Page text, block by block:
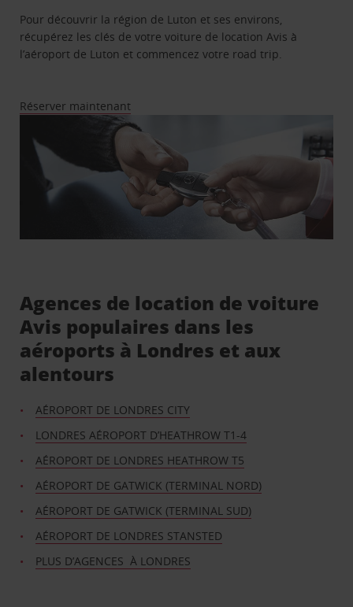
Pour découvrir la région de Luton et ses environs,
récupérez les clés de votre voiture de location Avis à
l’aéroport de Luton et commencez votre road trip.
Réserver maintenant
Agences de location de voiture
Avis populaires dans les
aéroports à Londres et aux
alentours
AÉROPORT DE LONDRES CITY
LONDRES AÉROPORT D’HEATHROW T1-4
AÉROPORT DE LONDRES HEATHROW T5
AÉROPORT DE GATWICK (TERMINAL NORD)
AÉROPORT DE GATWICK (TERMINAL SUD)
AÉROPORT DE LONDRES STANSTED
PLUS D’AGENCES À LONDRES